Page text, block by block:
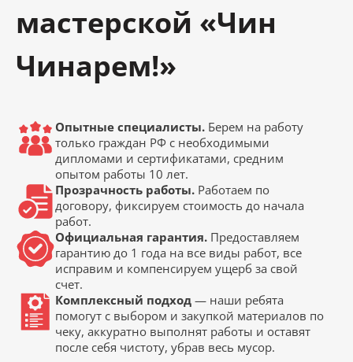
мастерской «Чин
Чинарем!»
Опытные специалисты. Берем на работу
только граждан РФ с необходимыми
дипломами и сертификатами, средним
опытом работы 10 лет.
Прозрачность работы. Работаем по
договору, фиксируем стоимость до начала
работ.
Официальная гарантия. Предоставляем
гарантию до 1 года на все виды работ, все
исправим и компенсируем ущерб за свой
счет.
Комплексный подход — наши ребята
помогут с выбором и закупкой материалов по
чеку, аккуратно выполнят работы и оставят
после себя чистоту, убрав весь мусор.